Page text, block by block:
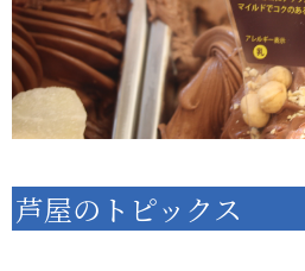
芦屋のトピックス